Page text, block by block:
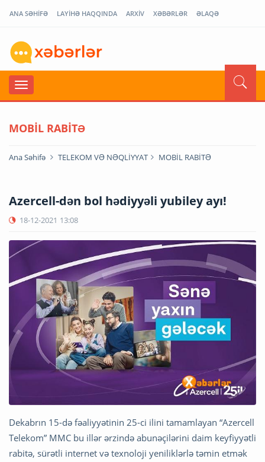
ANA SƏHİFƏ LAYİHƏ HAQQINDA ARXİV XƏBƏRLƏR ƏLAQƏ
MOBİL RABİTƏ
Ana Səhifə TELEKOM VƏ NƏQLİYYAT MOBİL RABİTƏ
Azercell-dən bol hədiyyəli yubiley ayı!
18-12-2021 13:08
Dekabrın 15-də fəaliyyətinin 25-ci ilini tamamlayan “Azercell
Telekom” MMC bu illər ərzində abunəçilərini daim keyfiyyətli
rabitə, sürətli internet və texnoloji yeniliklərlə təmin etmək